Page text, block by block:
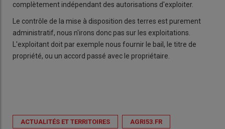
complètement indépendant des autorisations d'exploiter.
Le contrôle de la mise à disposition des terres est purement
administratif, nous n'irons donc pas sur les exploitations.
L'exploitant doit par exemple nous fournir le bail, le titre de
propriété, ou un accord passé avec le propriétaire.
ACTUALITÉS ET TERRITOIRES AGRI53.FR